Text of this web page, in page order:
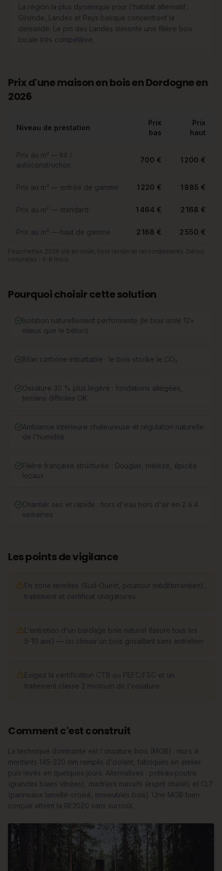
La région la plus dynamique pour l'habitat alternatif :
Gironde, Landes et Pays basque concentrent la
demande. Le pin des Landes alimente une filière bois
locale très compétitive.
Prix d'une maison en bois en Dordogne en
2026
Niveau de prestation
Prix
bas
Prix
haut
Prix au m² — kit /
autoconstruction
700 € 1 200 €
Prix au m² — entrée de gamme 1 220 € 1 885 €
Prix au m² — standard 1 464 € 2 168 €
Prix au m² — haut de gamme 2 168 € 2 550 €
Fourchettes 2026 clé en main, hors terrain et raccordements. Délais
constatés : 4-8 mois.
Pourquoi choisir cette solution
Isolation naturellement performante (le bois isole 12×
mieux que le béton)
Bilan carbone imbattable : le bois stocke le CO₂
Ossature 30 % plus légère : fondations allégées,
terrains difficiles OK
Ambiance intérieure chaleureuse et régulation naturelle
de l'humidité
Filière française structurée : Douglas, mélèze, épicéa
locaux
Chantier sec et rapide : hors d'eau hors d'air en 2 à 4
semaines
Les points de vigilance
En zone termites (Sud-Ouest, pourtour méditerranéen),
traitement et certificat obligatoires
L'entretien d'un bardage bois naturel (lasure tous les
5-10 ans) — ou choisir un bois grisaillant sans entretien
Exigez la certification CTB ou PEFC/FSC et un
traitement classe 2 minimum de l'ossature
Comment c'est construit
La technique dominante est l'ossature bois (MOB) : murs à
montants 145-220 mm remplis d'isolant, fabriqués en atelier
puis levés en quelques jours. Alternatives : poteau-poutre
(grandes baies vitrées), madriers massifs (esprit chalet) et CLT
(panneaux lamellé-croisé, immeubles bois). Une MOB bien
conçue atteint la RE2020 sans surcoût.